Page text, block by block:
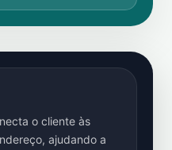
o cliente às
ajudando a